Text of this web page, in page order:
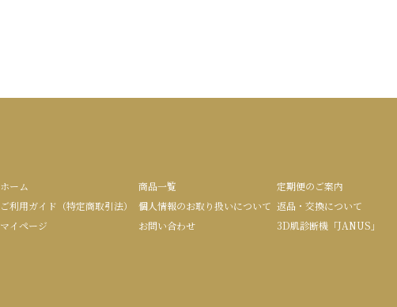
ホーム 商品一覧 定期便のご案内
ご利用ガイド（特定商取引法）
個人情報のお取り扱いについて 返品・交換について
マイページ
お問い合わせ 3D肌診断機「JANUS」